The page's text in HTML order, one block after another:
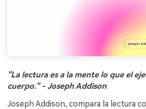
"La lectura es a la mente lo que el
cuerpo." - Joseph Addison
Joseph Addison, compara la lectura